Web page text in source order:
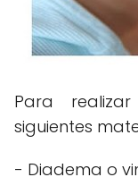
Para
siguientes
- Diadema o